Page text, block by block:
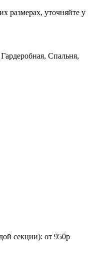
размерах, уточняйте у
Спальня,
секции): от 950р